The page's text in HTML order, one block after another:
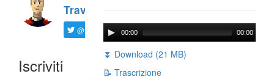
Travaini
@ftrava
Iscriviti
00:00 00:00
⏬ Download (21 MB)
📝 Trascrizione